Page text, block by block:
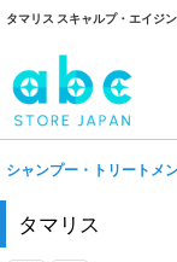
タマリス スキャルプ・エイジ
シャンプー・トリートメ
タマリス